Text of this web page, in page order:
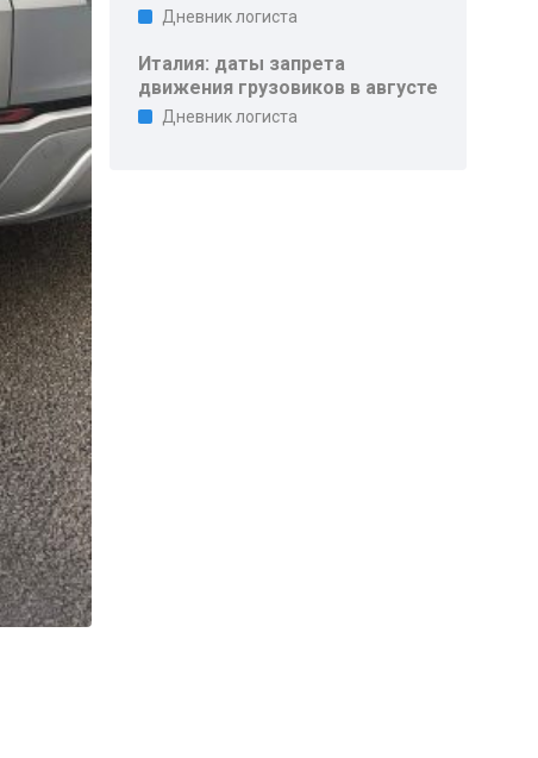
Дневник логиста
Италия: даты запрета
движения грузовиков в августе
Дневник логиста